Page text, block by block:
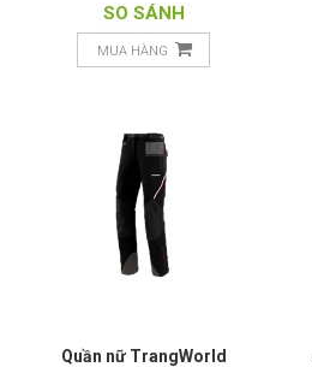
SO SÁNH
MUA HÀNG
Quần nữ TrangWorld